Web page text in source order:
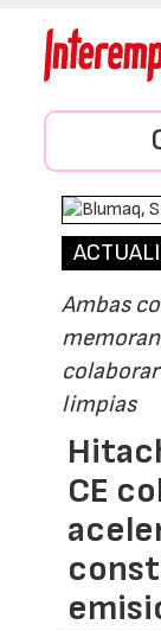
Ambas
limpias
CE